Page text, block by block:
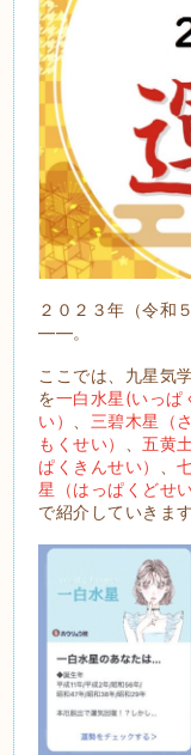
２０２３年（令和
――。
ここでは、九星気
を一白水星(いっぱ
い）
三碧木星（
もくせい）
、五黄
ぱくきんせい）
、
星（はっぱくどせい
で紹介していきます